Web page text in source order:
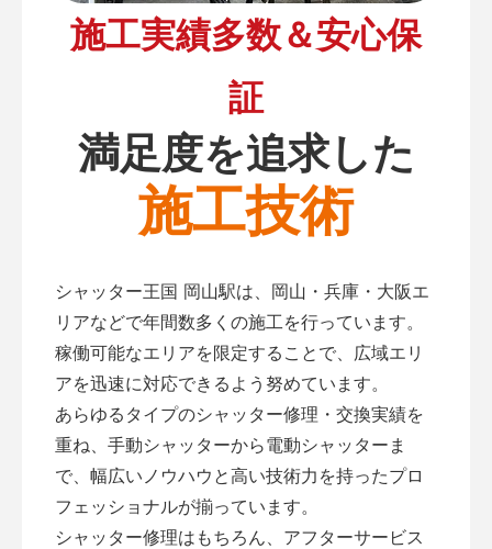
施工実績多数＆安心保
証
満足度を追求した
施工技術
シャッター王国 岡山駅は、岡山・兵庫・大阪エ
リアなどで年間数多くの施工を行っています。
稼働可能なエリアを限定することで、広域エリ
アを迅速に対応できるよう努めています。
あらゆるタイプのシャッター修理・交換実績を
重ね、手動シャッターから電動シャッターま
で、幅広いノウハウと高い技術力を持ったプロ
フェッショナルが揃っています。
シャッター修理はもちろん、アフターサービス